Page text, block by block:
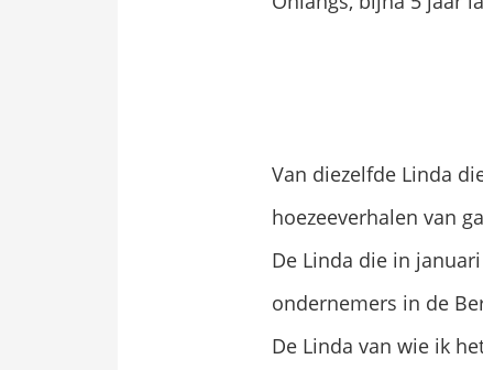
Van diezelfde Linda
hoezeeverhalen van
De Linda die in
ondernemers in de
De Linda van wie ik